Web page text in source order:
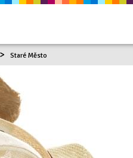
Staré Město